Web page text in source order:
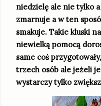
niedzielę ale nie tylko
zmarnuje a w ten
smakuje. Takie kluski
niewielką pomocą
same coś
trzech osób ale jeżeli
wystarczy tylko